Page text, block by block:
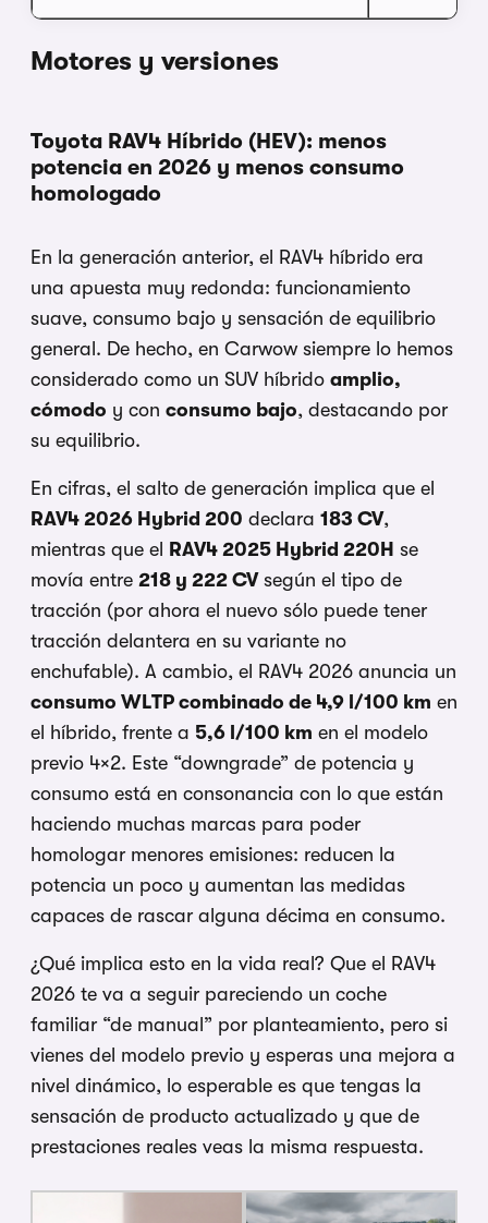
Motores y versiones
Toyota RAV4 Híbrido (HEV): menos
potencia en 2026 y menos consumo
homologado
En la generación anterior, el RAV4 híbrido era
una apuesta muy redonda: funcionamiento
suave, consumo bajo y sensación de equilibrio
general. De hecho, en Carwow siempre lo hemos
considerado como un SUV híbrido amplio,
cómodo y con consumo bajo, destacando por
su equilibrio.
En cifras, el salto de generación implica que el
RAV4 2026 Hybrid 200 declara 183 CV,
mientras que el RAV4 2025 Hybrid 220H se
movía entre 218 y 222 CVsegún el tipo de
tracción (por ahora el nuevo sólo puede tener
tracción delantera en su variante no
enchufable). A cambio, el RAV4 2026 anuncia un
consumo WLTP combinado de 4,9 l/100 km en
el híbrido, frente a 5,6 l/100 km en el modelo
previo 4×2. Este “downgrade” de potencia y
consumo está en consonancia con lo que están
haciendo muchas marcas para poder
homologar menores emisiones: reducen la
potencia un poco y aumentan las medidas
capaces de rascar alguna décima en consumo.
¿Qué implica esto en la vida real? Que el RAV4
2026 te va a seguir pareciendo un coche
familiar “de manual” por planteamiento, pero si
vienes del modelo previo y esperas una mejora a
nivel dinámico, lo esperable es que tengas la
sensación de producto actualizado y que de
prestaciones reales veas la misma respuesta.